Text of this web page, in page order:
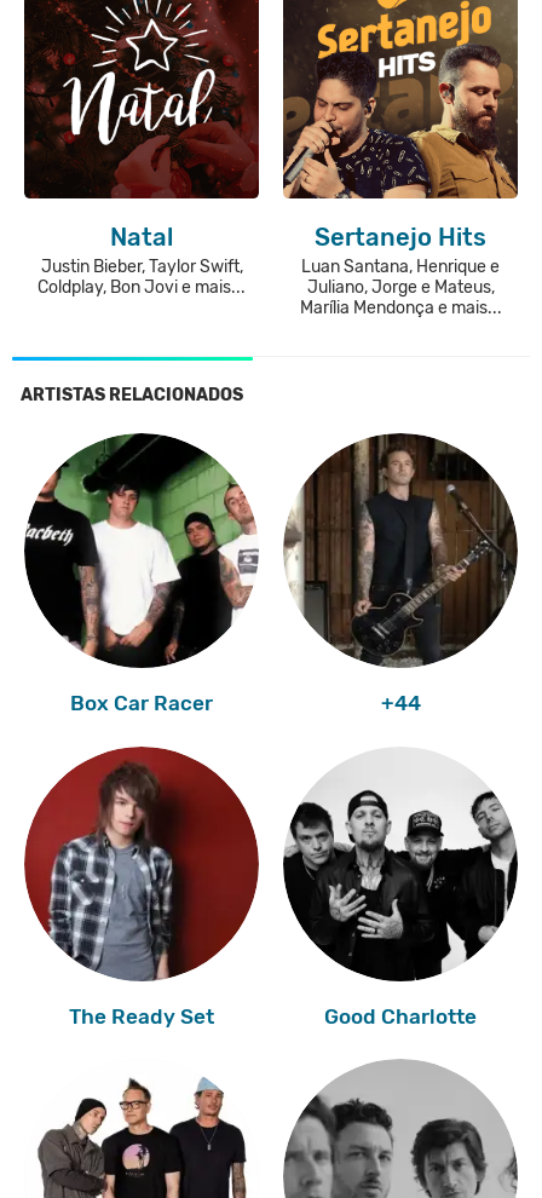
Natal
Justin Bieber, Taylor Swift,
Coldplay, Bon Jovi e mais...
Sertanejo Hits
Luan Santana, Henrique e
Juliano, Jorge e Mateus,
Marília Mendonça e mais...
ARTISTAS RELACIONADOS
Box Car Racer +44
The Ready Set Good Charlotte